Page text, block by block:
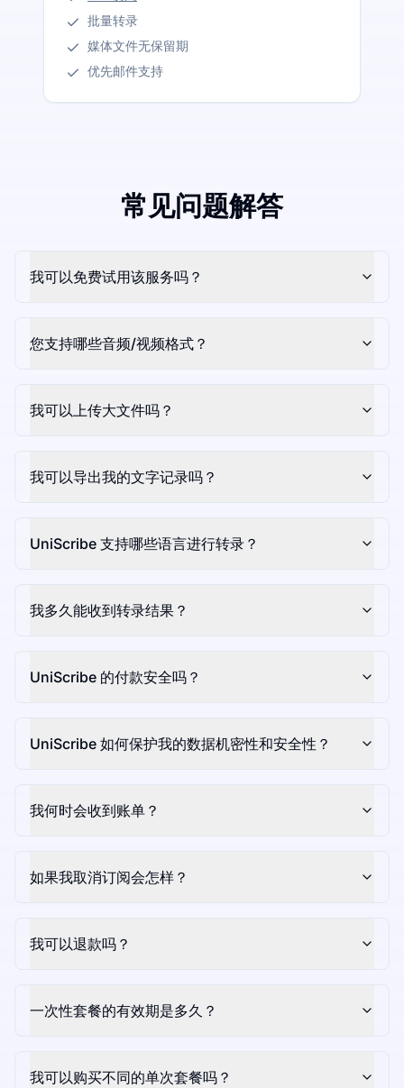
批量转录
媒体文件无保留期
优先邮件支持
常见问题解答
我可以免费试用该服务吗？
您支持哪些音频/视频格式？
我可以上传大文件吗？
我可以导出我的文字记录吗？
UniScribe 支持哪些语言进行转录？
我多久能收到转录结果？
UniScribe 的付款安全吗？
UniScribe 如何保护我的数据机密性和安全性？
我何时会收到账单？
如果我取消订阅会怎样？
我可以退款吗？
一次性套餐的有效期是多久？
我可以购买不同的单次套餐吗？